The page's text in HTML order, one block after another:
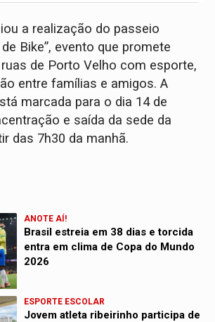
a realização do passeio
Bike”, evento que promete
de Porto Velho com esporte,
entre famílias e amigos. A
marcada para o dia 14 de
e saída da sede da
das 7h30 da manhã.
ANOTE AÍ!
Brasil estreia em 38 dias e torcida
entra em clima de Copa do Mundo
2026
ESPORTE ESCOLAR
Jovem atleta ribeirinho participa de